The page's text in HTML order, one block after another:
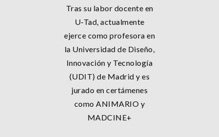
Tras su labor docente en
U-Tad, actualmente
ejerce como profesora en
la Universidad de Diseño,
Innovación y Tecnología
(UDIT) de Madrid y es
jurado en certámenes
como ANIMARIO y
MADCINE+